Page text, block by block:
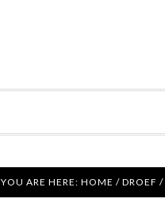
YOU ARE HERE: HOME / DROEF /